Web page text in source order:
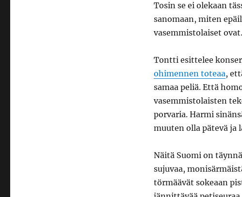
Tosin se ei olekaan
sanomaan, miten
vasemmistolaiset ovat.
Tontti esittelee
ohimennen toteaa,
samaa peliä. Että
vasemmistolaisten
porvaria. Harmi
muuten olla pätevä ja
Näitä Suomi on
sujuvaa,
törmäävät sokeaan